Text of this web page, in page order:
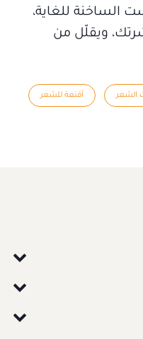
الساخنة للغاية،
ويقلّل من
الشعر أقنعة للشعر